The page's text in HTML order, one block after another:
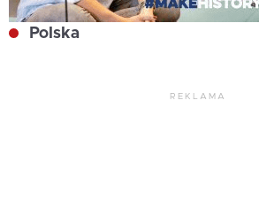
Polska
REKLAMA